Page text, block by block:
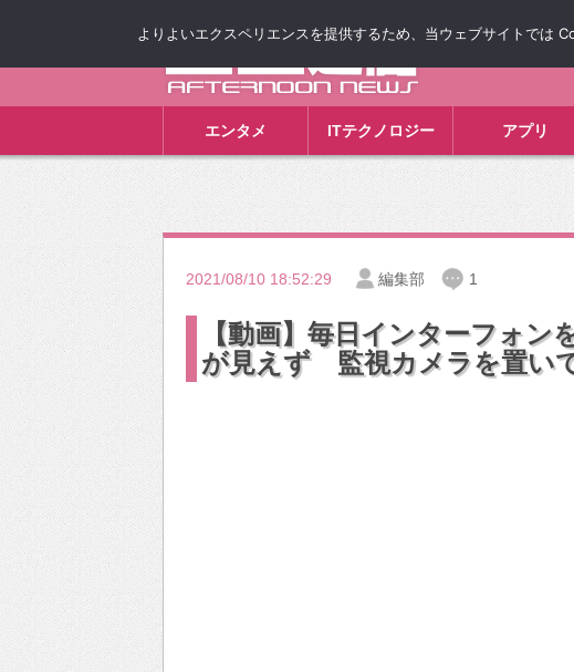
エンタメ ITテクノロジー アプリ
2021/08/10 18:52:29 編集部 1
【動画】毎日インターフォ
が見えず 監視カメラを置
よりよいエクスペリエンスを提供するため、当ウェブサイトでは